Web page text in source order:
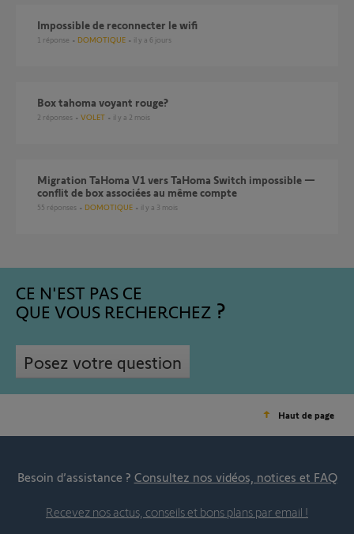
Impossible de reconnecter le wifi
1 réponse DOMOTIQUE il y a 6 jours
Box tahoma voyant rouge?
2 réponses VOLET il y a 2 mois
Migration TaHoma V1 vers TaHoma Switch impossible —
conflit de box associées au même compte
55 réponses DOMOTIQUE il y a 3 mois
CE N'EST PAS CE
QUE VOUS RECHERCHEZ
Posez votre question
Haut de page
Besoin d’assistance ? Consultez nos vidéos, notices et FAQ
Recevez nos actus, conseils et bons plans par email !